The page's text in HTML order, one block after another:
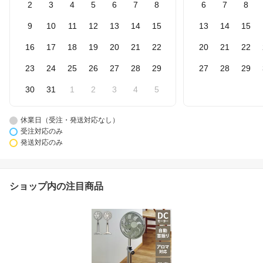
2 3 4 5 6 7 8
9 10 11 12 13 14 15
16 17 18 19 20 21 22
23 24 25 26 27 28 29
30 31 1 2 3 4 5
6 7 8
13 14 15
20 21 22
27 28 29
休業日（受注・発送対応なし）
受注対応のみ
発送対応のみ
ショップ内の注目商品